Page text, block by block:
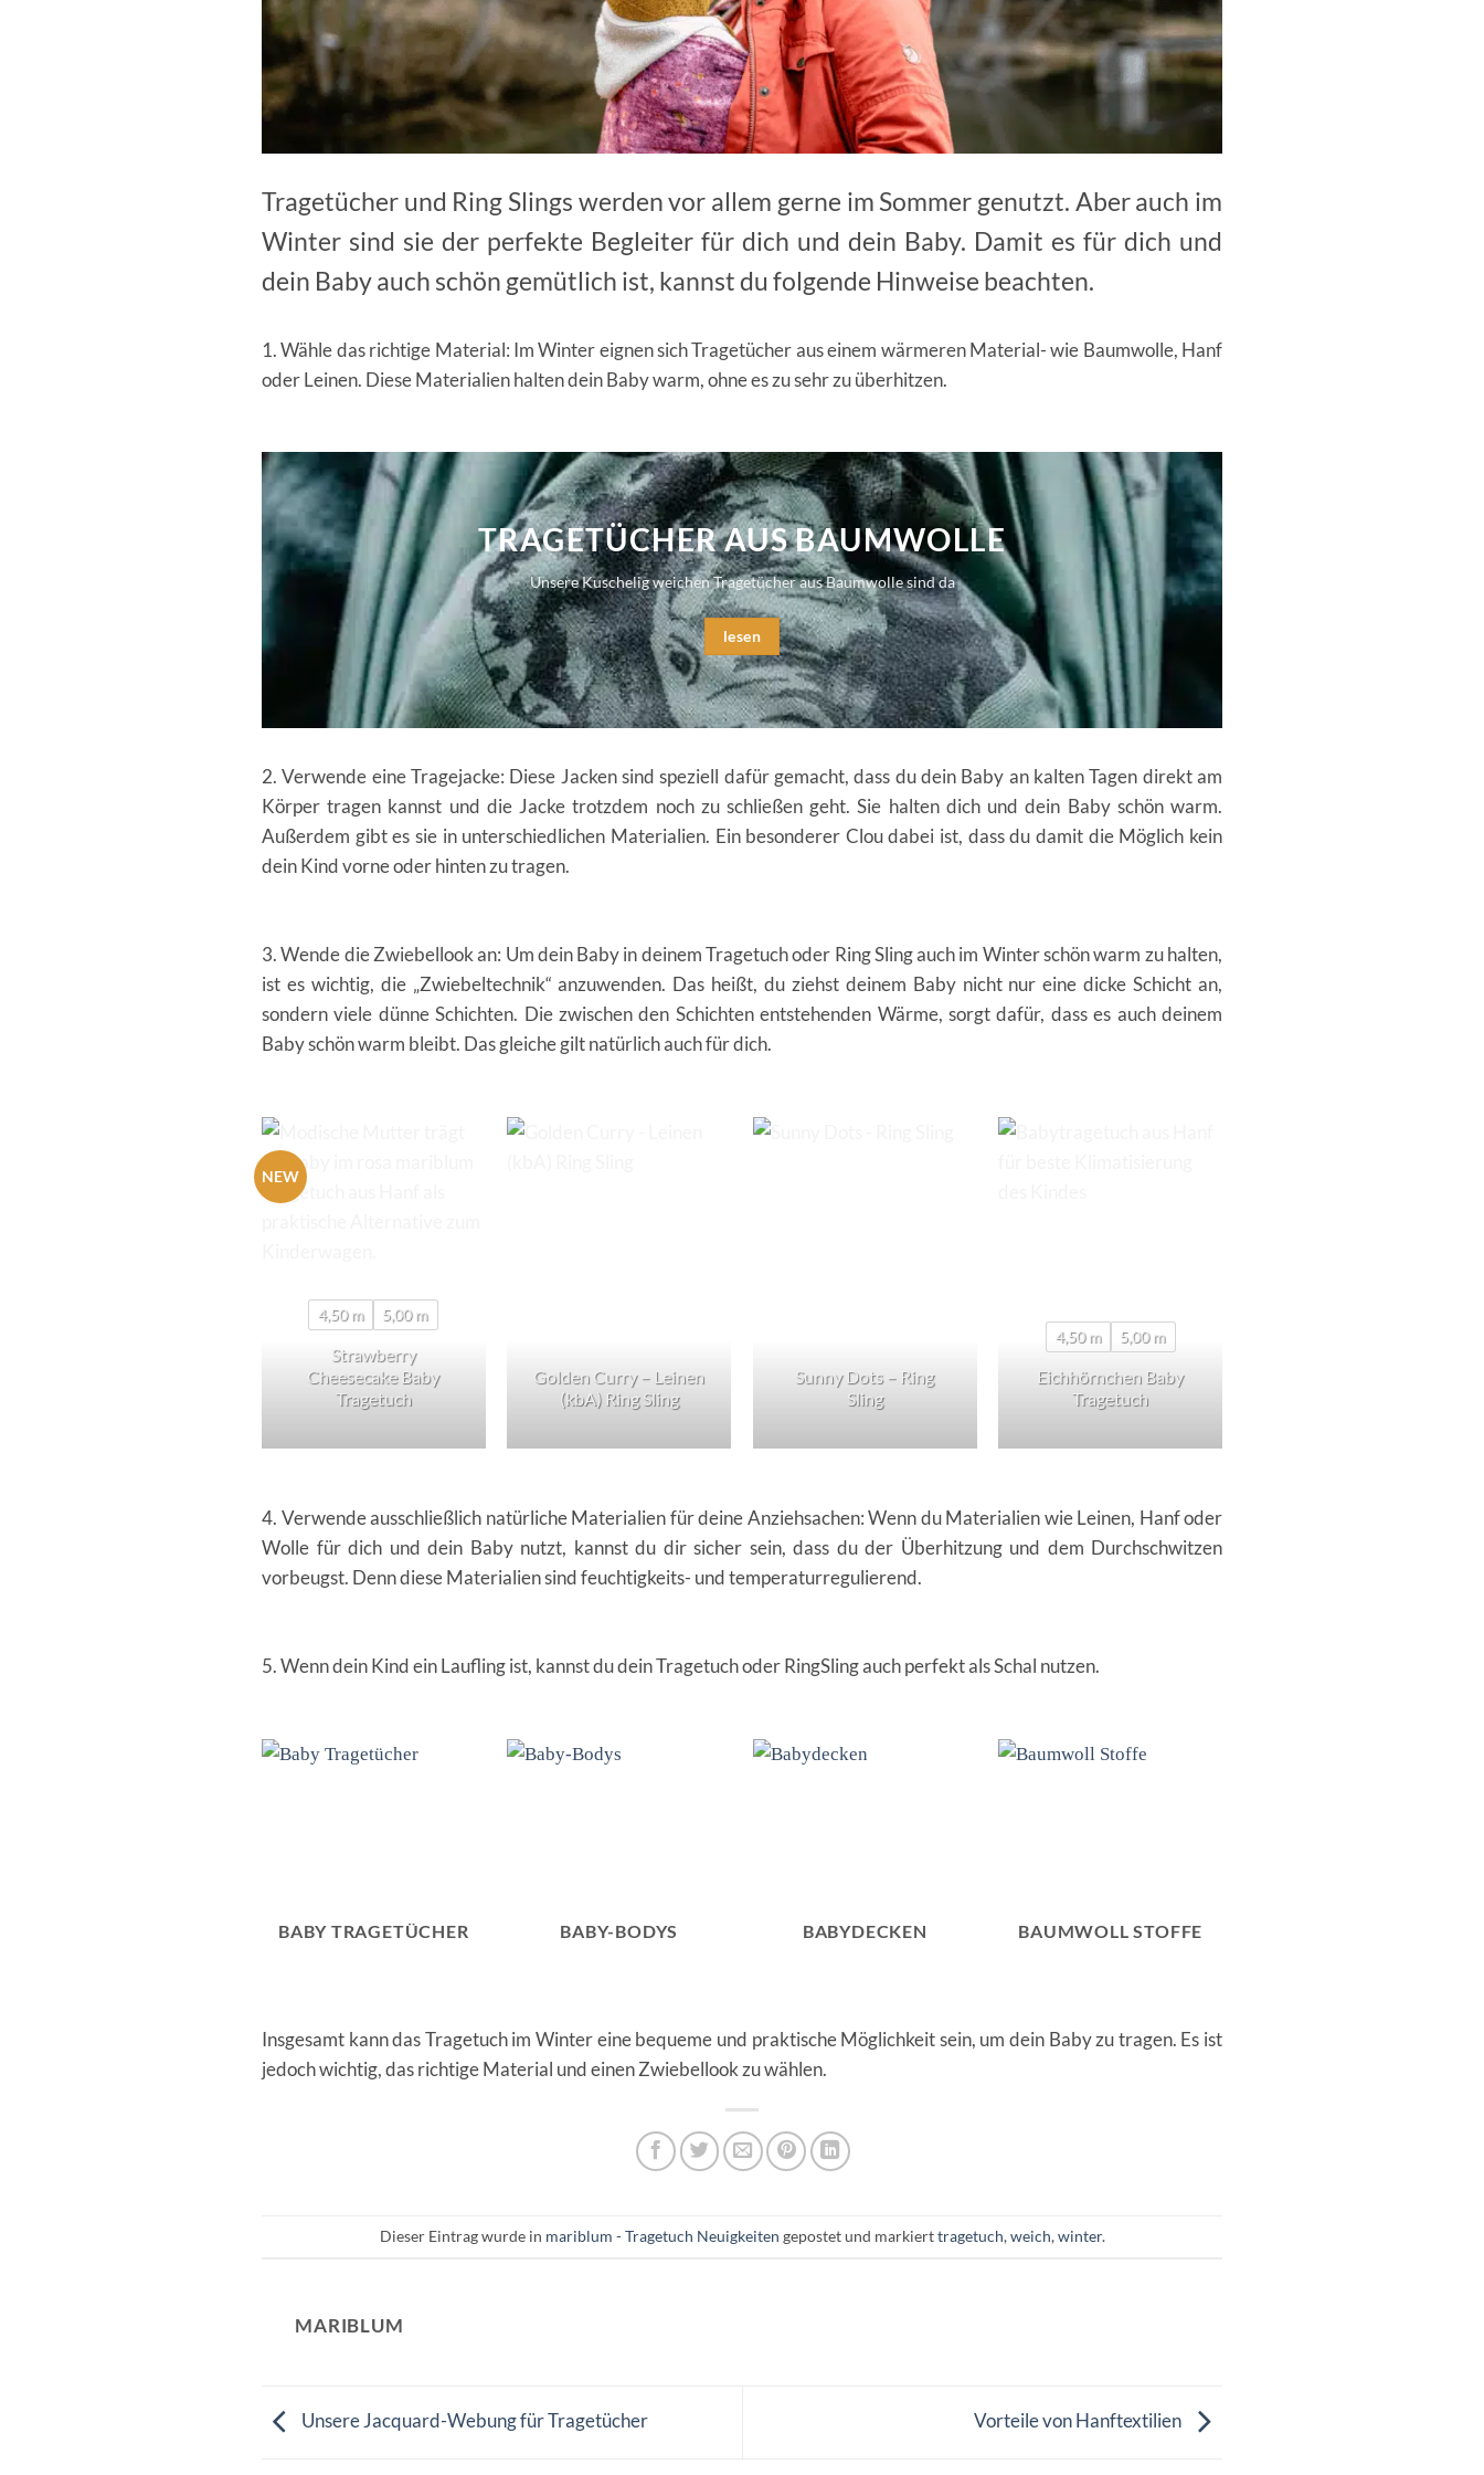
Tragetücher und Ring Slings werden vor allem gerne im Sommer genutzt. Aber auch im
Winter sind sie der perfekte Begleiter für dich und dein Baby. Damit es für dich und
dein Baby auch schön gemütlich ist, kannst du folgende Hinweise beachten.
1. Wähle das richtige Material: Im Winter eignen sich Tragetücher aus einem wärmeren Material- wie Baumwolle, Hanf
oder Leinen. Diese Materialien halten dein Baby warm, ohne es zu sehr zu überhitzen.
TRAGETÜCHER AUS BAUMWOLLE
Unsere Kuschelig weichen Tragetücher aus Baumwolle sind da
lesen
2. Verwende eine Tragejacke: Diese Jacken sind speziell dafür gemacht, dass du dein Baby an kalten Tagen direkt am
Körper tragen kannst und die Jacke trotzdem noch zu schließen geht. Sie halten dich und dein Baby schön warm.
Außerdem gibt es sie in unterschiedlichen Materialien. Ein besonderer Clou dabei ist, dass du damit die Möglich kein
dein Kind vorne oder hinten zu tragen.
3. Wende die Zwiebellook an: Um dein Baby in deinem Tragetuch oder Ring Sling auch im Winter schön warm zu halten,
ist es wichtig, die „Zwiebeltechnik“ anzuwenden. Das heißt, du ziehst deinem Baby nicht nur eine dicke Schicht an,
sondern viele dünne Schichten. Die zwischen den Schichten entstehenden Wärme, sorgt dafür, dass es auch deinem
Baby schön warm bleibt. Das gleiche gilt natürlich auch für dich.
NEW
4,50 m 5,00 m
Strawberry
Cheesecake Baby
Tragetuch
Golden Curry – Leinen
(kbA) Ring Sling
Sunny Dots – Ring
Sling
4,50 m 5,00 m
Eichhörnchen Baby
Tragetuch
4. Verwende ausschließlich natürliche Materialien für deine Anziehsachen: Wenn du Materialien wie Leinen, Hanf oder
Wolle für dich und dein Baby nutzt, kannst du dir sicher sein, dass du der Überhitzung und dem Durchschwitzen
vorbeugst. Denn diese Materialien sind feuchtigkeits- und temperaturregulierend.
5. Wenn dein Kind ein Laufling ist, kannst du dein Tragetuch oder RingSling auch perfekt als Schal nutzen.
BABY TRAGETÜCHER BABY-BODYS BABYDECKEN BAUMWOLL STOFFE
Insgesamt kann das Tragetuch im Winter eine bequeme und praktische Möglichkeit sein, um dein Baby zu tragen. Es ist
jedoch wichtig, das richtige Material und einen Zwiebellook zu wählen.
Dieser Eintrag wurde in mariblum - Tragetuch Neuigkeiten gepostet und markierttragetuch,weich,winter.
MARIBLUM
Unsere Jacquard-Webung für Tragetücher Vorteile von Hanftextilien